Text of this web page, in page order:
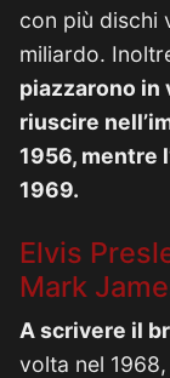
con più dischi
miliardo.
piazzarono in
riuscire
1956, mentre
1969.
Elvis
Mark
A scrivere il
volta nel